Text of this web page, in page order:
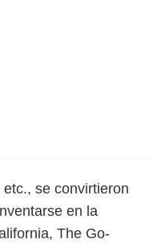
se convirtieron
en la
The Go-